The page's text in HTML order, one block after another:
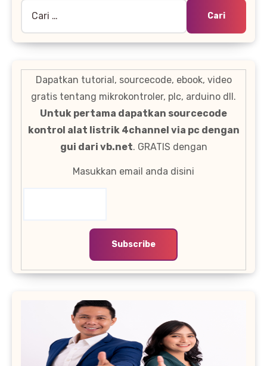
Dapatkan tutorial, sourcecode, ebook, video
gratis tentang mikrokontroler, plc, arduino dll.
Untuk pertama dapatkan sourcecode
kontrol alat listrik 4channel via pc dengan
gui dari vb.net. GRATIS dengan
Masukkan email anda disini